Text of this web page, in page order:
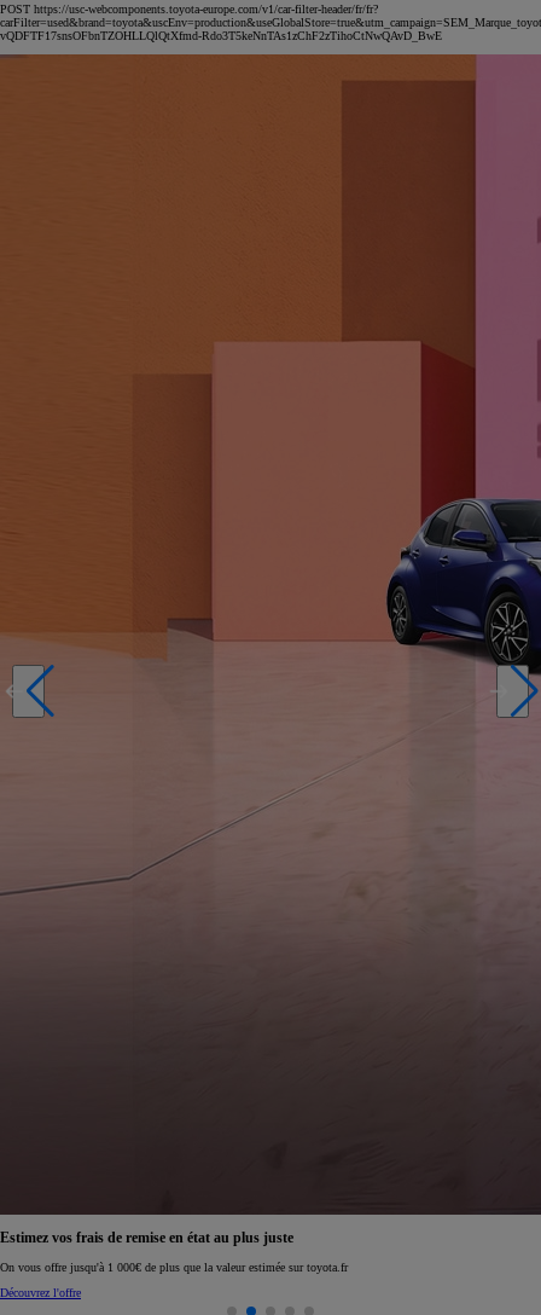
POST https://usc-webcomponents.toyota-europe.com/v1/car-filter-header/fr/fr?
vQDFTF17snsOFbnTZOHLLQlQtXfmd-Rdo3T5keNnTAs1zChF2zTihoCtNwQAvD_BwE
Réservez en ligne votre occasion pour 1€ seulement
Réservez en ligne